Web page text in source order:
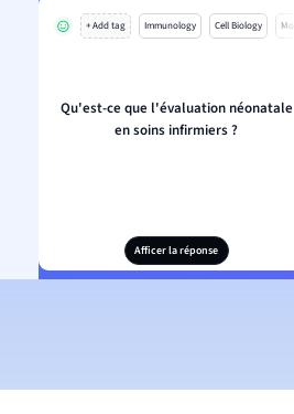
+ Add tag Immunology Cell Biology Mo
Qu'est-ce que l'évaluation néonatale
en soins infirmiers ?
Afficer la réponse